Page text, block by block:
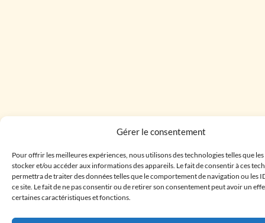
Gérer le consentement
Pour offrir les meilleures expériences, nous utilisons des technologies telles que
stocker et/ou accéder aux informations des appareils. Le fait de consentir à ces
permettra de traiter des données telles que le comportement de navigation ou les
ce site. Le fait de ne pas consentir ou de retirer son consentement peut avoir un
certaines caractéristiques et fonctions.